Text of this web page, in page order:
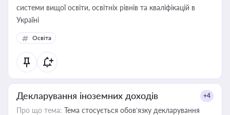
системи вищої освіти, освітніх рівнів та кваліфікацій в
Україні
Освіта
Декларування іноземних доходів +4
Про що тема: Тема стосується обов’язку декларування